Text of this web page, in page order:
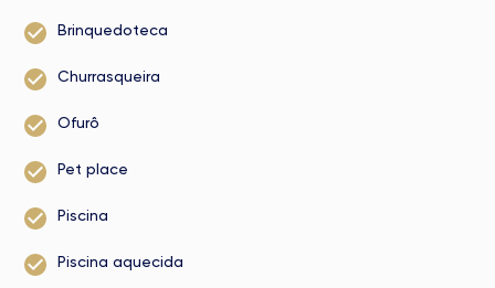
Brinquedoteca
Churrasqueira
Ofurô
Pet place
Piscina
Piscina aquecida